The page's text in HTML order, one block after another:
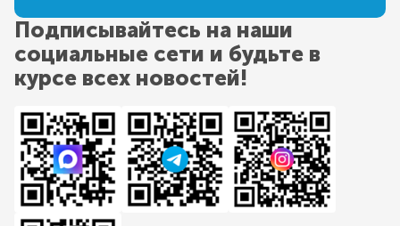
Подписывайтесь на наши
социальные сети и будьте в
курсе всех новостей!